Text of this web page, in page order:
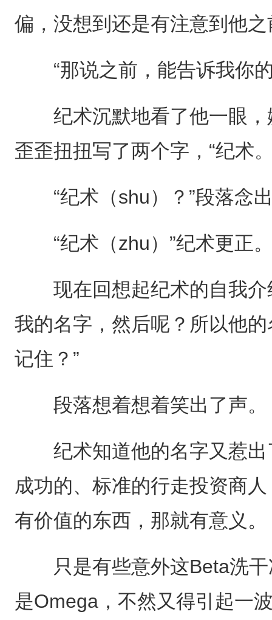
偏，没想到还是有注意到他
“那说之前，能告诉我你的
纪术沉默地看了他一眼，
歪歪扭扭写了两个字，“纪术
“纪术（shu）？”段落念
“纪术（zhu）”纪术更正
现在回想起纪术的自我介
我的名字，然后呢？所以他
记住？”
段落想着想着笑出了声。
纪术知道他的名字又惹出
成功的、标准的行走投资商
有价值的东西，那就有意义。
只是有些意外这Beta洗干
是Omega，不然又得引起一